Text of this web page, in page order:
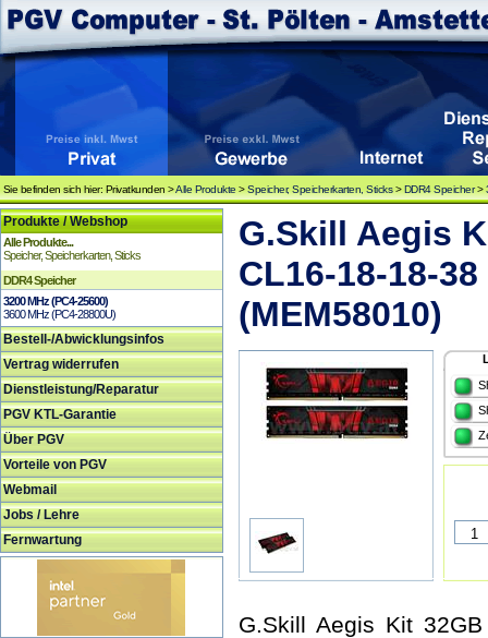
Sie befinden sich hier: Privatkunden >Alle Produkte >Speicher, Speicherkarten, Sticks>DDR4 Speicher>
Produkte / Webshop
Alle Produkte...
Speicher, Speicherkarten, Sticks
DDR4 Speicher
3200 MHz (PC4-25600)
3600 MHz (PC4-28800U)
Bestell-/Abwicklungsinfos
Vertrag widerrufen
Dienstleistung/Reparatur
PGV KTL-Garantie
Über PGV
Vorteile von PGV
Webmail
Jobs / Lehre
Fernwartung
G.Skill Aegis
CL16-18-18-
(MEM58010)
G.Skill Aegis Kit